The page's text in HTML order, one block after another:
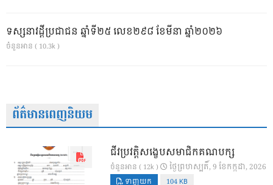
ទស្សនាវដ្ដីប្រជាជន ឆ្នាំទី២៥ លេខ២៩៨ ខែមីនា ឆ្នាំ២០២៦
ចំនួនអាន ( 10.3k )
ព័ត៌មានពេញនិយម
ជីវប្រវត្តិសង្ខេបសមាជិកគណបក្ស
ចំនួនអាន ( 12k ) ថ្ងៃ​ព្រហស្បតិ៍, 9 ខែ​កក្កដា, 2026
ទាញយក 104 KB